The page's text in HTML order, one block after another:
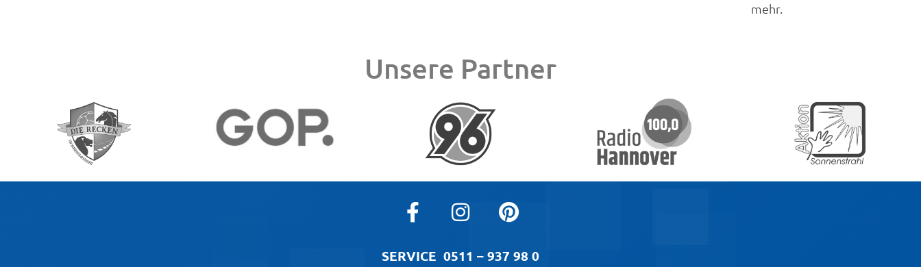
mehr.
Unsere Partner
SERVICE 0511 – 937 98 0